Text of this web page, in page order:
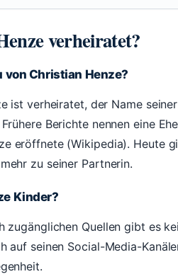
verheiratet?
von Christian Henze?
ist verheiratet, der Name
Berichte nennen eine
eröffnete (Wikipedia). Heute
zu seiner Partnerin.
Kinder?
zugänglichen Quellen gibt es
auf seinen Social-Media-